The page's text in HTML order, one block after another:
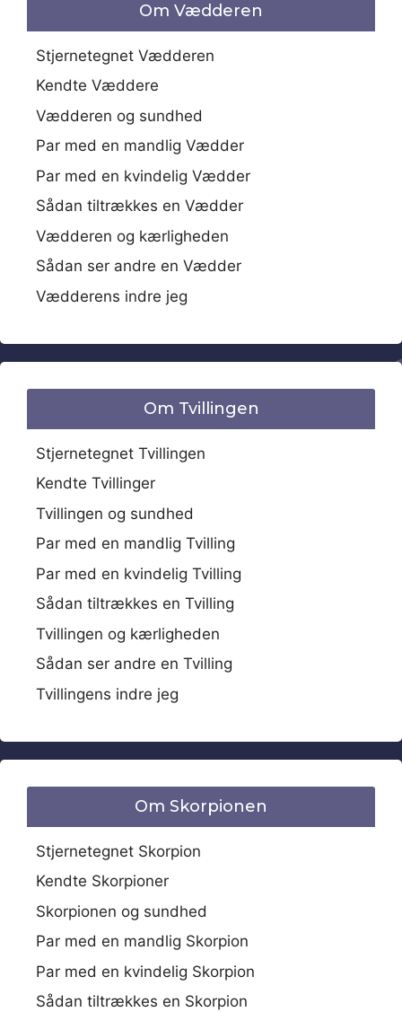
Om Vædderen
Stjernetegnet Vædderen
Kendte Væddere
Vædderen og sundhed
Par med en mandlig Vædder
Par med en kvindelig Vædder
Sådan tiltrækkes en Vædder
Vædderen og kærligheden
Sådan ser andre en Vædder
Vædderens indre jeg
Om Tvillingen
Stjernetegnet Tvillingen
Kendte Tvillinger
Tvillingen og sundhed
Par med en mandlig Tvilling
Par med en kvindelig Tvilling
Sådan tiltrækkes en Tvilling
Tvillingen og kærligheden
Sådan ser andre en Tvilling
Tvillingens indre jeg
Om Skorpionen
Stjernetegnet Skorpion
Kendte Skorpioner
Skorpionen og sundhed
Par med en mandlig Skorpion
Par med en kvindelig Skorpion
Sådan tiltrækkes en Skorpion